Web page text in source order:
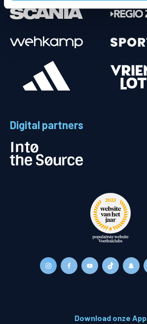
Digital partners
Download onze App